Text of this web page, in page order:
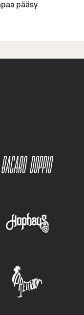
pääsy